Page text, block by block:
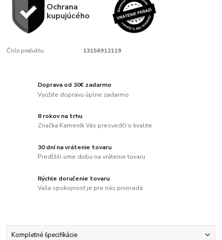
Ochrana
kupujúcého
Číslo produktu: 13156912119
Doprava od 30€ zadarmo
Využite dopravu úplne zadarmo
8 rokov na trhu
Značka Kameník Vás presvedčí o kvalite
30 dní na vrátenie tovaru
Predĺžili sme dobu na vrátenie tovaru
Rýchle doručenie tovaru
Vaša spokojnosť je pre nás prvoradá
Kompletné špecifikácie